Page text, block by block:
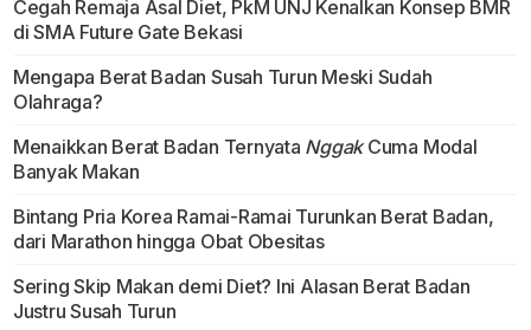
Cegah Remaja Asal Diet, PkM UNJ Kenalkan Konsep BMR
di SMA Future Gate Bekasi
Mengapa Berat Badan Susah Turun Meski Sudah
Olahraga?
Menaikkan Berat Badan Ternyata NggakCuma Modal
Banyak Makan
Bintang Pria Korea Ramai-Ramai Turunkan Berat Badan,
dari Marathon hingga Obat Obesitas
Sering Skip Makan demi Diet? Ini Alasan Berat Badan
Justru Susah Turun